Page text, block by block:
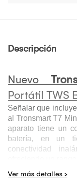
Descripción
Nuevo
Portátil TWS
Señalar que
al Tronsmart T7
aparato tiene un
batería, en un
conectividad
Ultracompacto y